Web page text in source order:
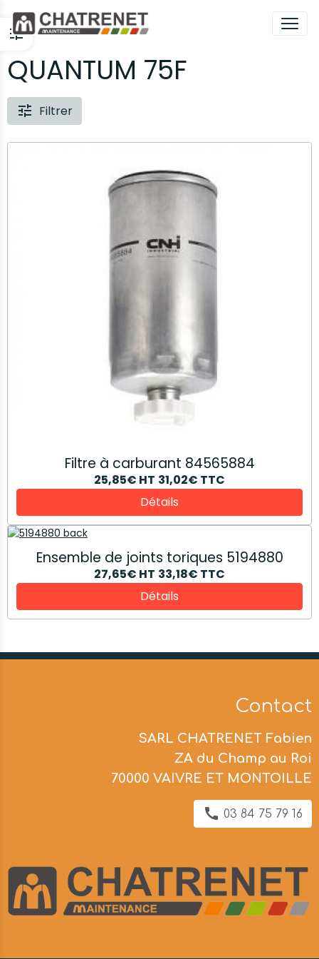
QUANTUM 75F
Filtrer
Filtre à carburant 84565884
25,85€ HT 31,02€ TTC
Détails
Ensemble de joints toriques 5194880
27,65€ HT 33,18€ TTC
Détails
Contact
SARL CHATRENET Fabien
ZA du Champ au Roi
70000 VAIVRE ET MONTOILLE
03 84 75 79 16